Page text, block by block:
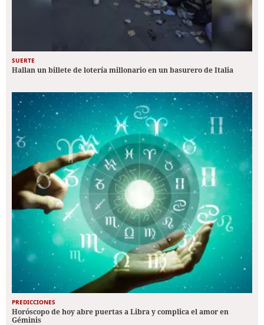
SUERTE
Hallan un billete de lotería millonario en un basurero de Italia
PREDICCIONES
Horóscopo de hoy abre puertas a Libra y complica el amor en
Géminis